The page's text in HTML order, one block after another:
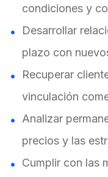
condiciones y
Desarrollar
plazo con
Recuperar
vinculación
Analizar
precios y las
Cumplir con las